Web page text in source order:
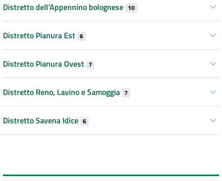
Distretto dell’Appennino bolognese 10
Distretto Pianura Est 6
Distretto Pianura Ovest 7
Distretto Reno, Lavino e Samoggia 7
Distretto Savena Idice 6